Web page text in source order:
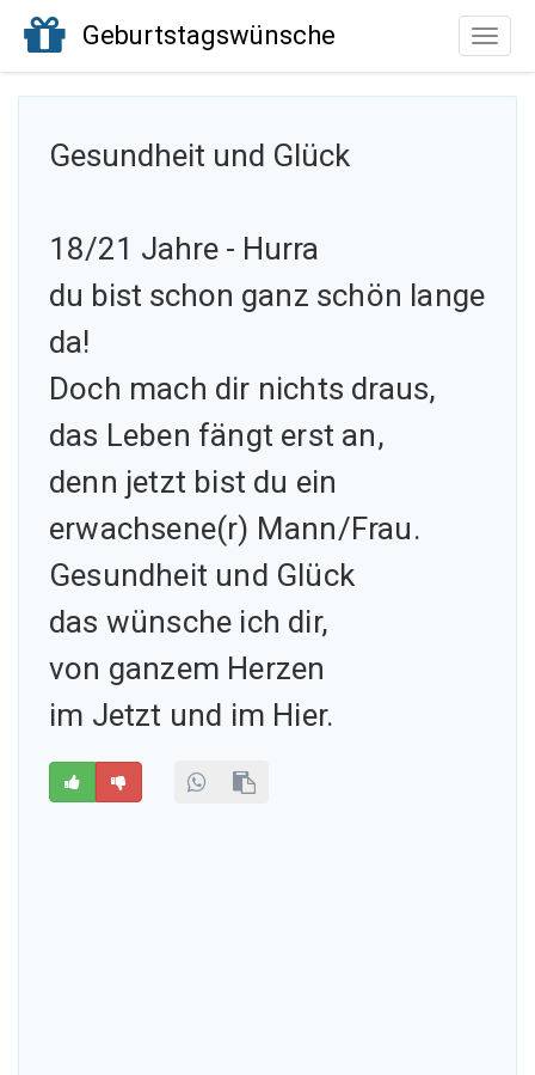
Toggle
Geburtstagswünsche
Gesundheit und Glück
18/21 Jahre - Hurra
du bist schon ganz schön lange
da!
Doch mach dir nichts draus,
das Leben fängt erst an,
denn jetzt bist du ein
erwachsene(r) Mann/Frau.
Gesundheit und Glück
das wünsche ich dir,
von ganzem Herzen
im Jetzt und im Hier.